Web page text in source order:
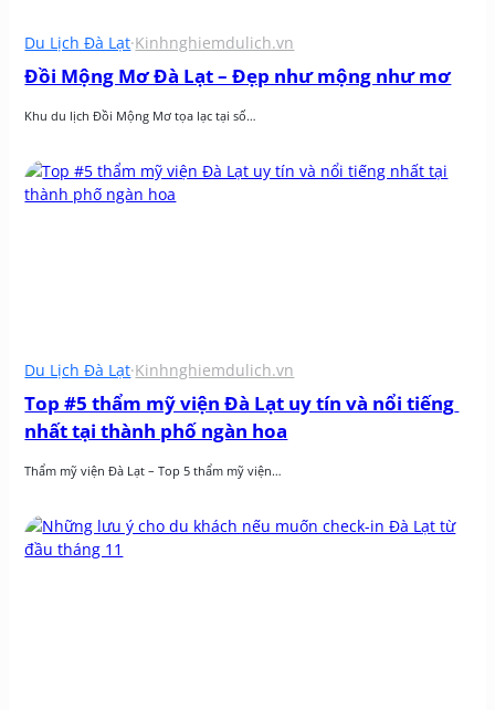
Du Lịch Đà Lạt·Kinhnghiemdulich.vn
Đồi Mộng Mơ Đà Lạt – Đẹp như mộng như mơ
Khu du lịch Đồi Mộng Mơ tọa lạc tại số…
Du Lịch Đà Lạt·Kinhnghiemdulich.vn
Top #5 thẩm mỹ viện Đà Lạt uy tín và nổi tiếng
nhất tại thành phố ngàn hoa
Thẩm mỹ viện Đà Lạt – Top 5 thẩm mỹ viện…